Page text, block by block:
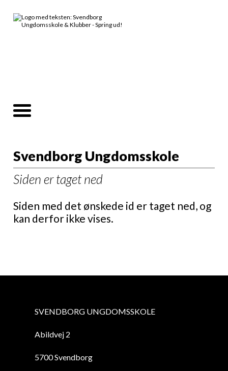
Svendborg Ungdomsskole
Siden er taget ned
Siden med det ønskede id er taget ned, og
kan derfor ikke vises.
SVENDBORG UNGDOMSSKOLE
Abildvej 2
5700 Svendborg